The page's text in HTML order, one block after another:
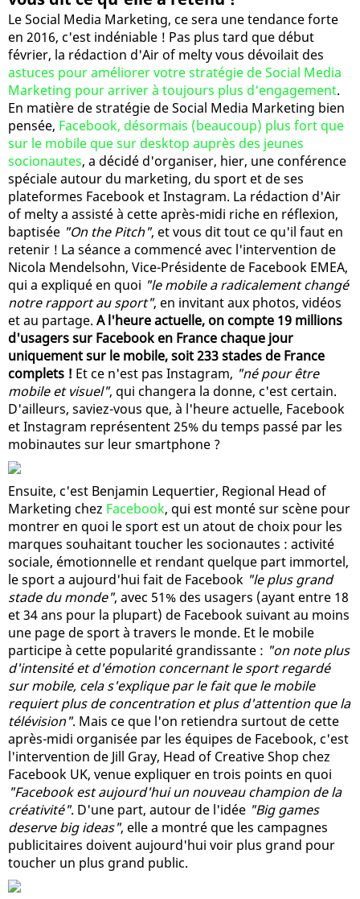
Le Social Media Marketing, ce sera une tendance forte
en 2016, c'est indéniable ! Pas plus tard que début
février, la rédaction d'Air of melty vous dévoilait des
astuces pour améliorer votre stratégie de Social Media
Marketing pour arriver à toujours plus d'engagement.
En matière de stratégie de Social Media Marketing bien
pensée, Facebook, désormais (beaucoup) plus fort que
sur le mobile que sur desktop auprès des jeunes
socionautes, a décidé d'organiser, hier, une conférence
spéciale autour du marketing, du sport et de ses
plateformes Facebook et Instagram. La rédaction d'Air
of melty a assisté à cette après-midi riche en réflexion,
baptisée "On the Pitch", et vous dit tout ce qu'il faut en
retenir ! La séance a commencé avec l'intervention de
Nicola Mendelsohn, Vice-Présidente de Facebook EMEA,
qui a expliqué en quoi "le mobile a radicalement changé
notre rapport au sport", en invitant aux photos, vidéos
et au partage. A l'heure actuelle, on compte 19 millions
d'usagers sur Facebook en France chaque jour
uniquement sur le mobile, soit 233 stades de France
complets ! Et ce n'est pas Instagram, "né pour être
mobile et visuel", qui changera la donne, c'est certain.
D'ailleurs, saviez-vous que, à l'heure actuelle, Facebook
et Instagram représentent 25% du temps passé par les
mobinautes sur leur smartphone ?
Ensuite, c'est Benjamin Lequertier, Regional Head of
Marketing chez Facebook, qui est monté sur scène pour
montrer en quoi le sport est un atout de choix pour les
marques souhaitant toucher les socionautes : activité
sociale, émotionnelle et rendant quelque part immortel,
le sport a aujourd'hui fait de Facebook "le plus grand
stade du monde", avec 51% des usagers (ayant entre 18
et 34 ans pour la plupart) de Facebook suivant au moins
une page de sport à travers le monde. Et le mobile
participe à cette popularité grandissante : "on note plus
d'intensité et d'émotion concernant le sport regardé
sur mobile, cela s'explique par le fait que le mobile
requiert plus de concentration et plus d'attention que la
télévision". Mais ce que l'on retiendra surtout de cette
après-midi organisée par les équipes de Facebook, c'est
l'intervention de Jill Gray, Head of Creative Shop chez
Facebook UK, venue expliquer en trois points en quoi
"Facebook est aujourd'hui un nouveau champion de la
créativité". D'une part, autour de l'idée "Big games
deserve big ideas", elle a montré que les campagnes
publicitaires doivent aujourd'hui voir plus grand pour
toucher un plus grand public.